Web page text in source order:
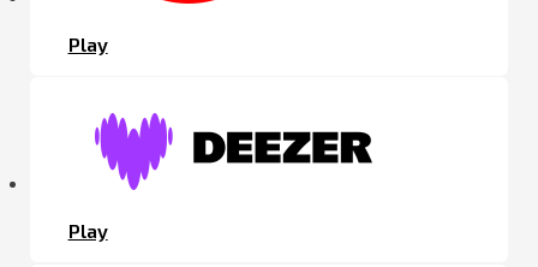
Play
Play